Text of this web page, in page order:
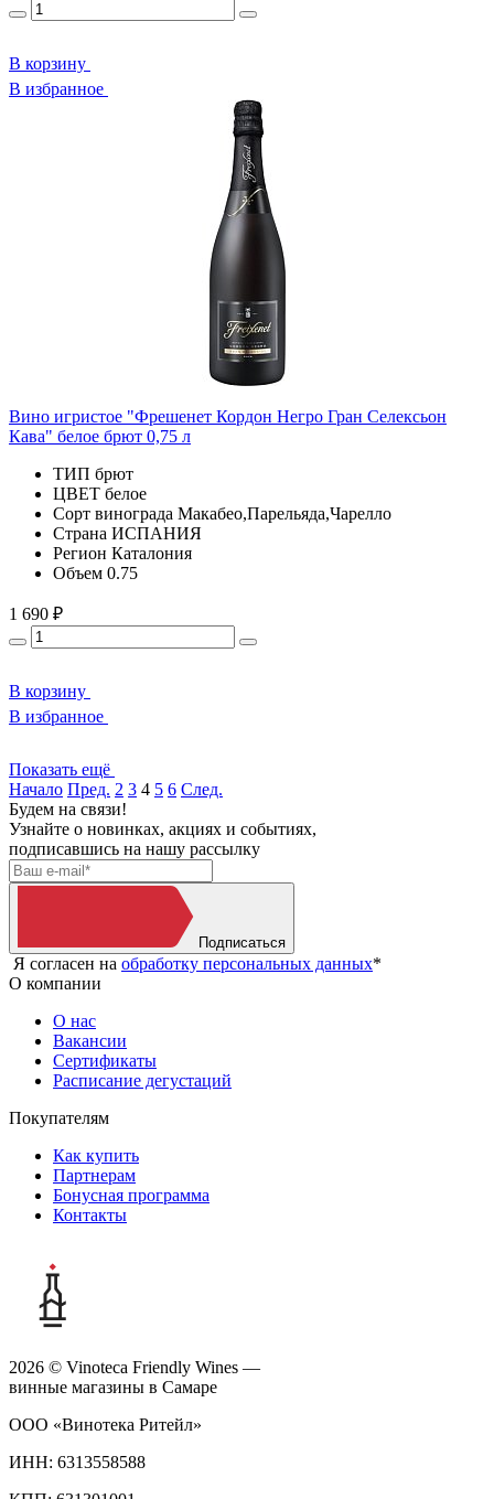
В корзину
В избранное
Вино игристое "Фрешенет Кордон Негро Гран Селексьон
Кава" белое брют 0,75 л
ТИП брют
ЦВЕТ белое
Сорт винограда Макабео,Парельяда,Чарелло
Страна ИСПАНИЯ
Регион Каталония
Объем 0.75
1 690 ₽
В корзину
В избранное
Показать ещё
Начало Пред. 2 3 4 5 6 След.
Будем на связи!
Узнайте о новинках, акциях и событиях,
подписавшись на нашу рассылку
Подписаться
Я согласен на обработку персональных данных*
О компании
О нас
Вакансии
Сертификаты
Расписание дегустаций
Покупателям
Как купить
Партнерам
Бонусная программа
Контакты
2026 © Vinoteca Friendly Wines —
винные магазины в Самаре
ООО «Винотека Ритейл»
ИНН: 6313558588